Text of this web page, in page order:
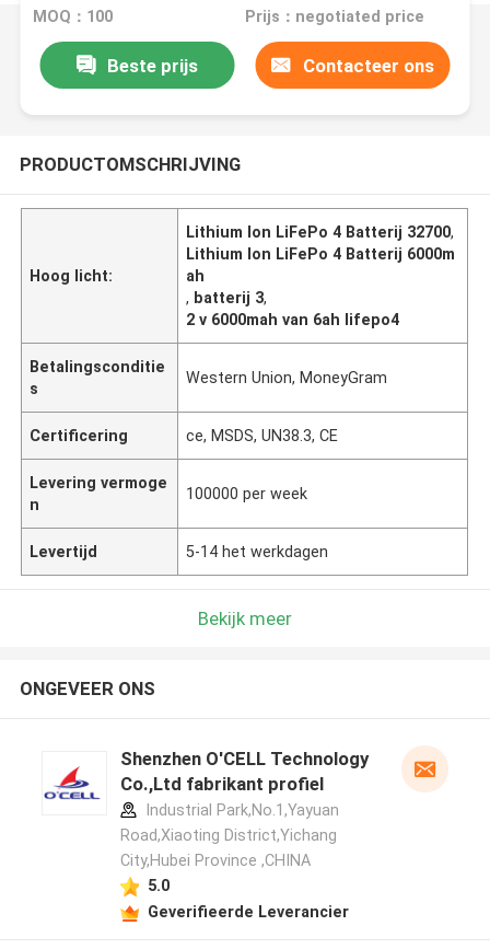
MOQ：100 Prijs：negotiated price
Beste prijs Contacteer ons
PRODUCTOMSCHRIJVING
Hoog licht:
Lithium Ion LiFePo 4 Batterij 32700,
Lithium Ion LiFePo 4 Batterij 6000m
ah
, batterij 3,
2 v 6000mah van 6ah lifepo4
Betalingsconditie
s
Western Union, MoneyGram
Certificering ce, MSDS, UN38.3, CE
Levering vermoge
n
100000 per week
Levertijd 5-14 het werkdagen
Bekijk meer
ONGEVEER ONS
Shenzhen O'CELL Technology
Co.,Ltd fabrikant profiel
Industrial Park,No.1,Yayuan
Road,Xiaoting District,Yichang
City,Hubei Province ,CHINA
5.0
Geverifieerde Leverancier